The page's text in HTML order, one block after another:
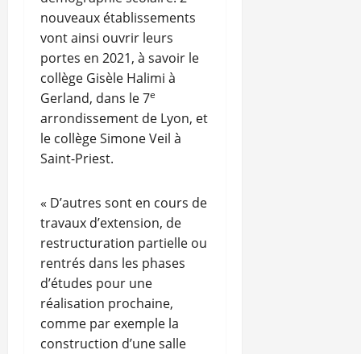
nouveaux établissements
vont ainsi ouvrir leurs
portes en 2021, à savoir le
collège Gisèle Halimi à
Gerland, dans le 7e
arrondissement de Lyon, et
le collège Simone Veil à
Saint-Priest.
« D’autres sont en cours de
travaux d’extension, de
restructuration partielle ou
rentrés dans les phases
d’études pour une
réalisation prochaine,
comme par exemple la
construction d’une salle